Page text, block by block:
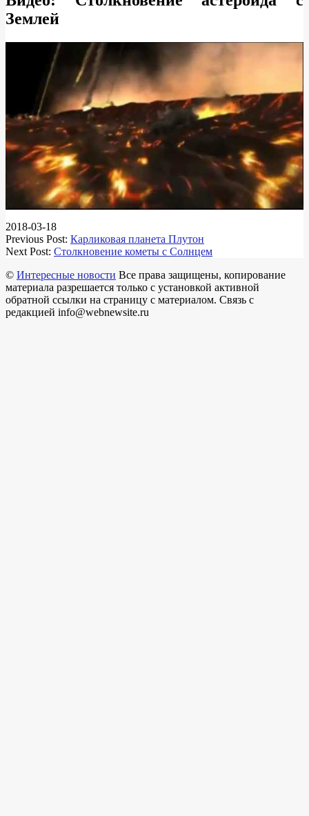
Землей
2018-03-18
Previous Post: Карликовая планета Плутон
Next Post: Столкновение кометы с Солнцем
© Интересные новости Все права защищены, копирование
материала разрешается только с установкой активной
обратной ссылки на страницу с материалом. Связь с
редакцией info@webnewsite.ru